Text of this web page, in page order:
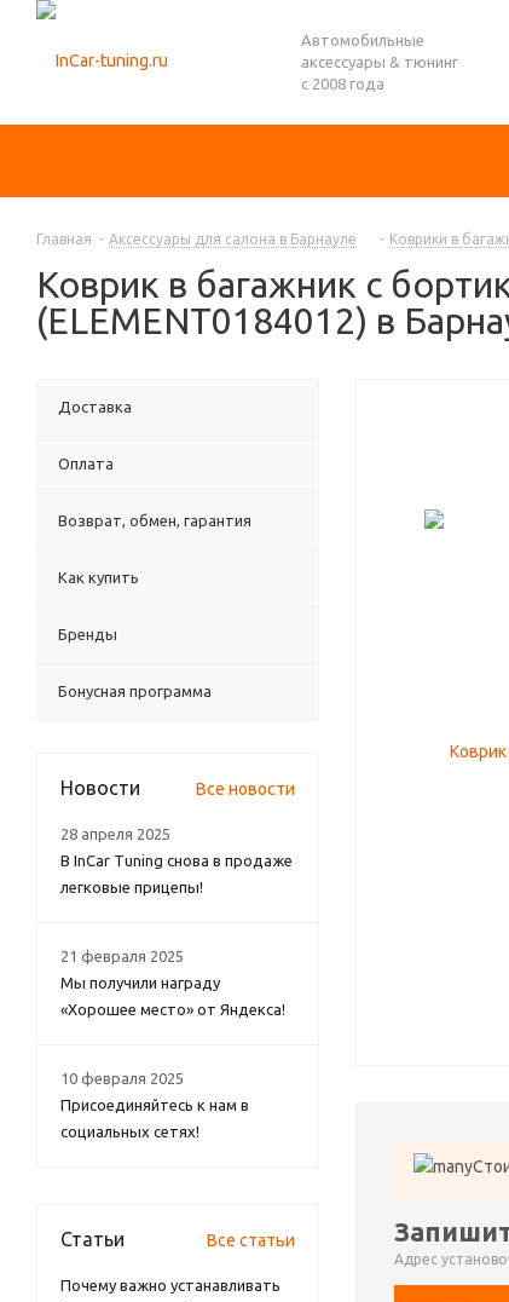
Автомобильные
аксессуары & тюнинг
с 2008 года
Главная - Аксессуары для салона в Барнауле - Коврики в
Коврик в багажник с
(ELEMENT0184012) в
Адрес
Доставка
Оплата
Возврат, обмен, гарантия
Как купить
Бренды
Бонусная программа
Новости Все новости
28 апреля 2025
В InCar Tuning снова в продаже
легковые прицепы!
21 февраля 2025
Мы получили награду
«Хорошее место» от Яндекса!
10 февраля 2025
Присоединяйтесь к нам в
социальных сетях!
Статьи Все статьи
Почему важно устанавливать